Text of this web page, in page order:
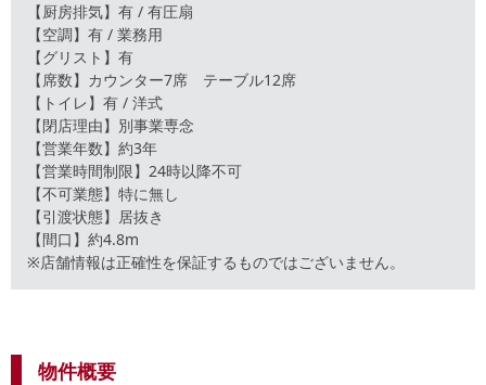
【厨房排気】有 / 有圧扇
【空調】有 / 業務用
【グリスト】有
【席数】カウンター7席 テーブル12席
【トイレ】有 / 洋式
【閉店理由】別事業専念
【営業年数】約3年
【営業時間制限】24時以降不可
【不可業態】特に無し
【引渡状態】居抜き
【間口】約4.8m
※店舗情報は正確性を保証するものではございません。
物件概要